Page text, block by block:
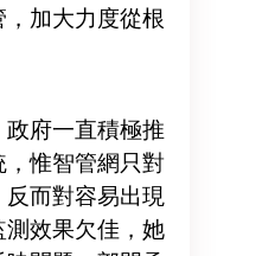
加大力度從根
府一直積極推
惟智管網只對
而對容易出現
效果欠佳，她